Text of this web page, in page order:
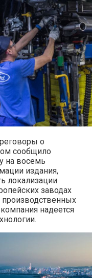
о
сообщило
на восемь
издания,
локализации
заводах
производственных
надеется